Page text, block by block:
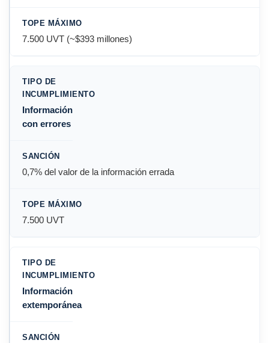
7.500 UVT (~$393 millones)
Información
con errores
0,7% del valor de la información errada
7.500 UVT
Información
extemporánea